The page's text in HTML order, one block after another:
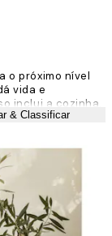
o próximo nível
vida e
inclui a cozinha.
e telas
aqui. Vamos
& Classificar